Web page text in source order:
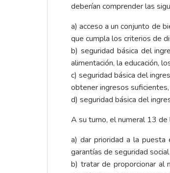
deberían comprender las
a) acceso a un conjunto de
que cumpla los criterios de
b) seguridad básica del
alimentación, la educación,
c) seguridad básica del
obtener ingresos
d) seguridad básica del
A su turno, el numeral 13
a) dar prioridad a la puesta
garantías de seguridad
b) tratar de proporcionar al